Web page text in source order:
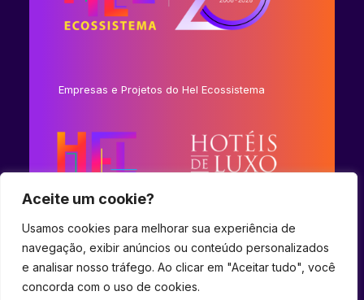
Aceite um cookie?
Usamos cookies para melhorar sua experiência de
navegação, exibir anúncios ou conteúdo personalizados
e analisar nosso tráfego. Ao clicar em "Aceitar tudo", você
concorda com o uso de cookies.
Empresas e Projetos do Hel Ecossistema